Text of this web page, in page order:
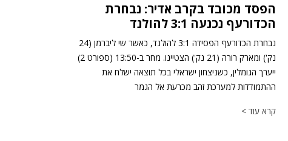
הפסד מכובד בקרב אדיר: נבחרת
הכדורעף נכנעה 3:1 להולנד
נבחרת הכדורעף הפסידה 3:1 להולנד, כאשר שי ליברמן (24
נק') ומארק רורה (21 נק') הצטיינו. מחר ב-13:50 (ספורט 2)
ייערך הגומלין, כשניצחון ישראלי בכל תוצאה ישלח את
ההתמודדות למערכת זהב מכרעת אל הגמר
קרא עוד >